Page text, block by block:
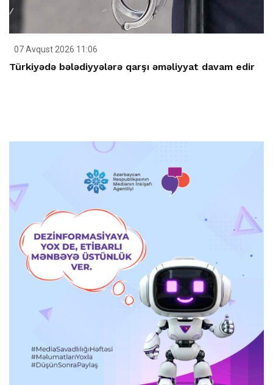
07 Avqust 2026 11:06
Türkiyədə bələdiyyələrə qarşı əməliyyat davam edir